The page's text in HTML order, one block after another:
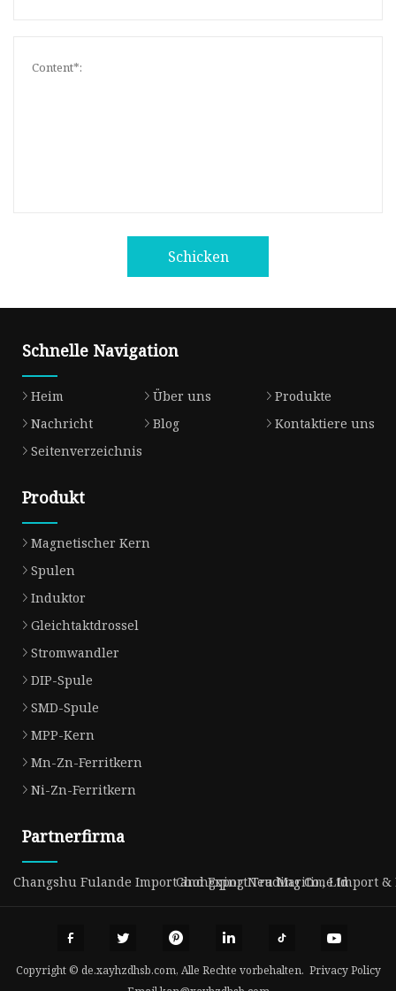
Schicken
Schnelle Navigation
Heim Über uns
Produkte
Nachricht
Blog
Kontaktiere uns
Seitenverzeichnis
Produkt
Magnetischer Kern
Spulen
Induktor
Gleichtaktdrossel
Stromwandler
DIP-Spule
SMD-Spule
MPP-Kern
Mn-Zn-Ferritkern
Ni-Zn-Ferritkern
Partnerfirma
Changshu Fulande Import and Export Trading Co., Ltd
Chongqing Neu Maritime Import &
Copyright © de.xayhzdhsb.com, Alle Rechte vorbehalten. Privacy Policy